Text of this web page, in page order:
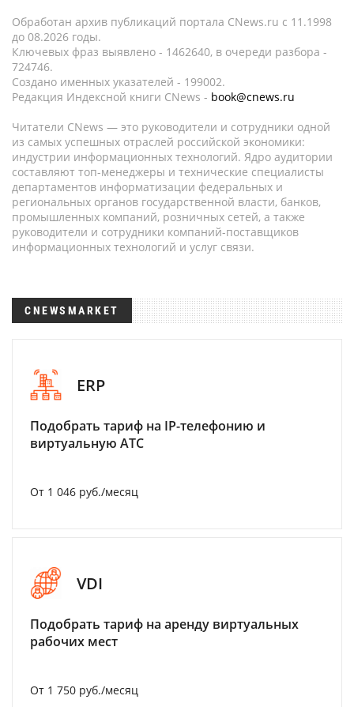
Обработан архив публикаций портала CNews.ru c 11.1998
до 08.2026 годы.
Ключевых фраз выявлено - 1462640, в очереди разбора -
724746.
Создано именных указателей - 199002.
Редакция Индексной книги CNews - book@cnews.ru
Читатели CNews — это руководители и сотрудники одной
из самых успешных отраслей российской экономики:
индустрии информационных технологий. Ядро аудитории
составляют топ-менеджеры и технические специалисты
департаментов информатизации федеральных и
региональных органов государственной власти, банков,
промышленных компаний, розничных сетей, а также
руководители и сотрудники компаний-поставщиков
информационных технологий и услуг связи.
CNEWSMARKET
ERP
Подобрать тариф на IP-телефонию и
виртуальную АТС
От 1 046 руб./месяц
VDI
Подобрать тариф на аренду виртуальных
рабочих мест
От 1 750 руб./месяц